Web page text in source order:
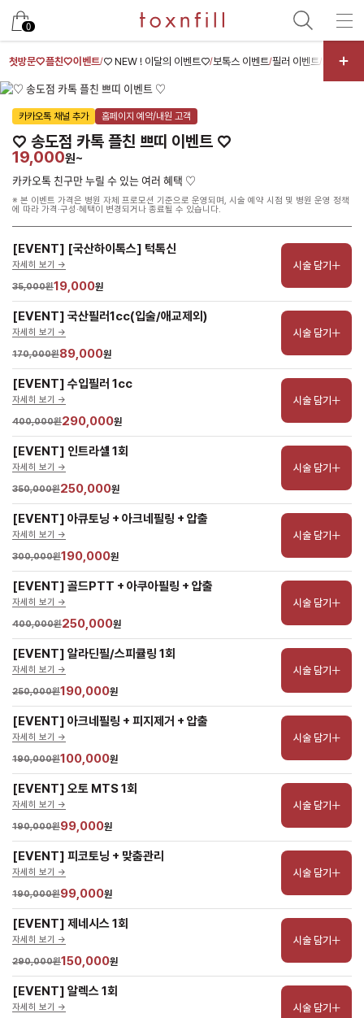
0
첫방문♡플친♡이벤트/♡ NEW ! 이달의 이벤트♡/보톡스 이벤트/필러 이벤트/ 스킨부스
카카오톡 채널 추가 홈페이지 예약/내원 고객
♡ 송도점 카톡 플친 쁘띠 이벤트 ♡
19,000원~
카카오톡 친구만 누릴 수 있는 여러 혜택 ♡
※ 본 이벤트 가격은 병원 자체 프로모션 기준으로 운영되며, 시술 예약 시점 및 병원 운영 정책
에 따라 가격·구성·혜택이 변경되거나 종료될 수 있습니다.
[EVENT] [국산하이톡스] 턱톡신
자세히 보기 ->
35,000원19,000원
시술 담기
[EVENT] 국산필러1cc(입술/애교제외)
자세히 보기 ->
170,000원89,000원
시술 담기
[EVENT] 수입필러 1cc
자세히 보기 ->
400,000원290,000원
시술 담기
[EVENT] 인트라셀 1회
자세히 보기 ->
350,000원250,000원
시술 담기
[EVENT] 아큐토닝 + 아크네필링 + 압출
자세히 보기 ->
300,000원190,000원
시술 담기
[EVENT] 골드PTT + 아쿠아필링 + 압출
자세히 보기 ->
400,000원250,000원
시술 담기
[EVENT] 알라딘필/스피큘링 1회
자세히 보기 ->
250,000원190,000원
시술 담기
[EVENT] 아크네필링 + 피지제거 + 압출
자세히 보기 ->
190,000원100,000원
시술 담기
[EVENT] 오토 MTS 1회
자세히 보기 ->
190,000원99,000원
시술 담기
[EVENT] 피코토닝 + 맞춤관리
자세히 보기 ->
190,000원99,000원
시술 담기
[EVENT] 제네시스 1회
자세히 보기 ->
290,000원150,000원
시술 담기
[EVENT] 알렉스 1회
자세히 보기 -> 시술 담기
남은 시술/관리권 예약
남은 시술/관리권 종류 선택
리프팅
색소
여드름/모공
스킨부스터
스킨케어
제모
체형
항노화수액
프로그램
기타